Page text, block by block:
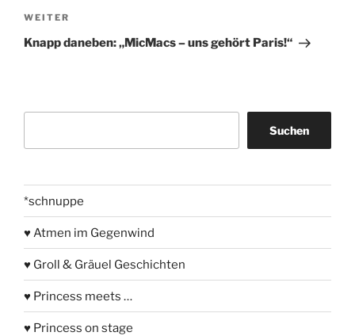
Nächster
Beitrag
WEITER
Knapp daneben: „MicMacs – uns gehört Paris!“
Suchen
*schnuppe
♥ Atmen im Gegenwind
♥ Groll & Gräuel Geschichten
♥ Princess meets …
♥ Princess on stage